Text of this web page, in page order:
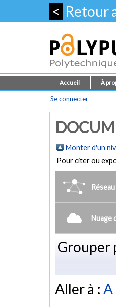
< Retour
Accueil À
Se connecter
Monter d'un
Pour citer ou
Nuage
Grouper
Aller à : A